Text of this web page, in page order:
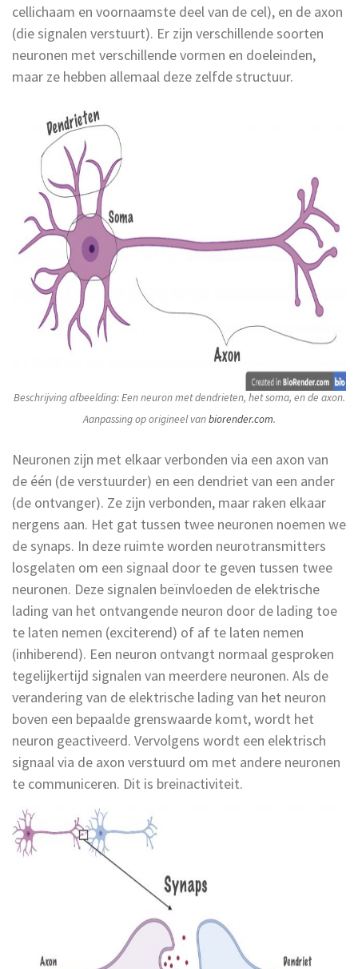
cellichaam en voornaamste deel van de cel), en de axon
(die signalen verstuurt). Er zijn verschillende soorten
neuronen met verschillende vormen en doeleinden,
maar ze hebben allemaal deze zelfde structuur.
Beschrijving afbeelding: Een neuron met dendrieten, het soma, en de axon.
Aanpassing op origineel vanbiorender.com.
Neuronen zijn met elkaar verbonden via een axon van
de één (de verstuurder) en een dendriet van een ander
(de ontvanger). Ze zijn verbonden, maar raken elkaar
nergens aan. Het gat tussen twee neuronen noemen we
de synaps. In deze ruimte worden neurotransmitters
losgelaten om een signaal door te geven tussen twee
neuronen. Deze signalen beïnvloeden de elektrische
lading van het ontvangende neuron door de lading toe
te laten nemen (exciterend) of af te laten nemen
(inhiberend). Een neuron ontvangt normaal gesproken
tegelijkertijd signalen van meerdere neuronen. Als de
verandering van de elektrische lading van het neuron
boven een bepaalde grenswaarde komt, wordt het
neuron geactiveerd. Vervolgens wordt een elektrisch
signaal via de axon verstuurd om met andere neuronen
te communiceren. Dit is breinactiviteit.